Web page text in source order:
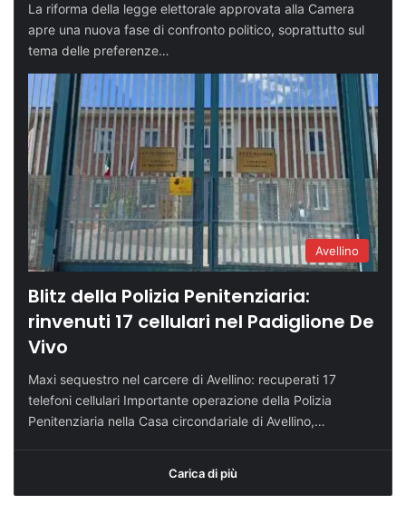
La riforma della legge elettorale approvata alla Camera
apre una nuova fase di confronto politico, soprattutto sul
tema delle preferenze…
Avellino
Blitz della Polizia Penitenziaria:
rinvenuti 17 cellulari nel Padiglione De
Vivo
Maxi sequestro nel carcere di Avellino: recuperati 17
telefoni cellulari Importante operazione della Polizia
Penitenziaria nella Casa circondariale di Avellino,…
Carica di più